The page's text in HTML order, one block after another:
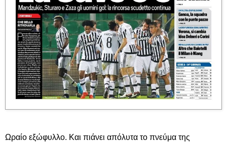
Ωραίο εξώφυλλο. Και πιάνει απόλυτα το πνεύμα της